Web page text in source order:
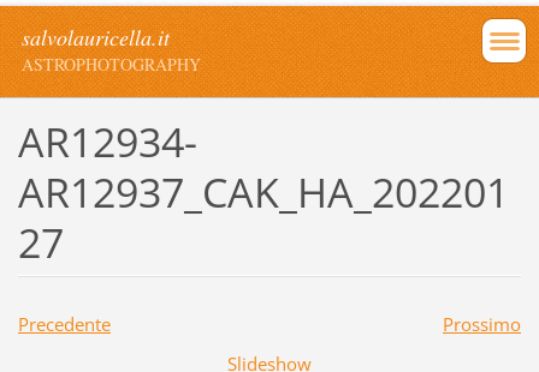
salvolauricella.it
ASTROPHOTOGRAPHY
AR12934-
AR12937_CAK_HA_202201
27
Precedente
Prossimo
Slideshow